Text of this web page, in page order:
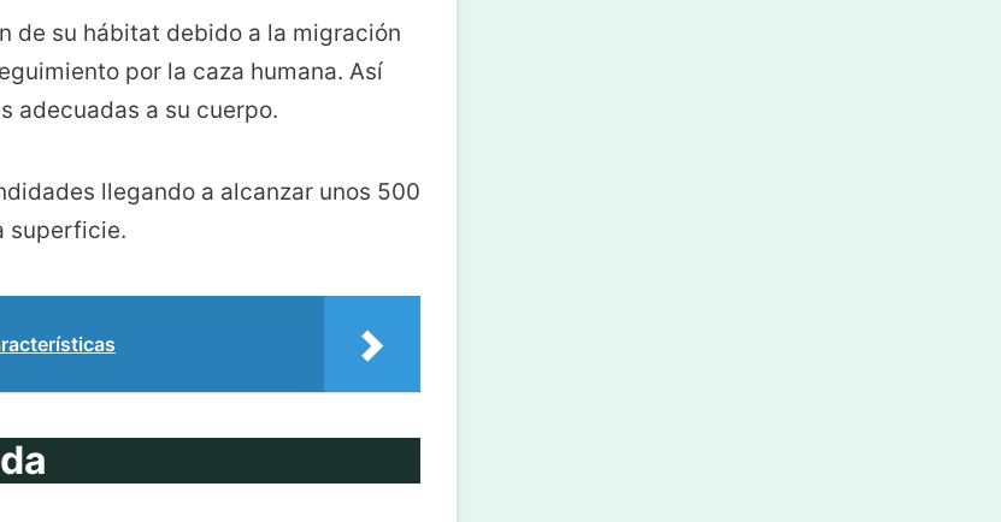
de su hábitat debido a la migración
por la caza humana. Así
adecuadas a su cuerpo.
llegando a alcanzar unos 500
superficie.